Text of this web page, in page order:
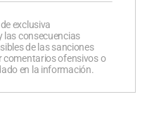
exclusiva
las consecuencias
de las sanciones
comentarios ofensivos o
en la información.